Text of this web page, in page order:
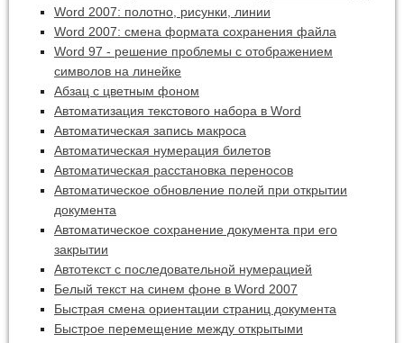
Word 2007: полотно, рисунки, линии
Word 2007: смена формата сохранения файла
Word 97 - решение проблемы с отображением
символов на линейке
Абзац с цветным фоном
Автоматизация текстового набора в Word
Автоматическая запись макроса
Автоматическая нумерация билетов
Автоматическая расстановка переносов
Автоматическое обновление полей при открытии
документа
Автоматическое сохранение документа при его
закрытии
Автотекст с последовательной нумерацией
Белый текст на синем фоне в Word 2007
Быстрая смена ориентации страниц документа
Быстрое перемещение между открытыми